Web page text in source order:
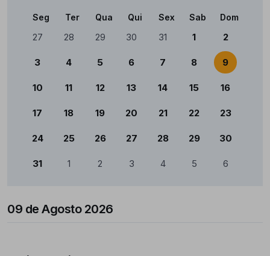
Calendário
Seg Ter Qua Qui Sex Sab Dom
27 28 29 30 31 1 2
3 4 5 6 7 8 9
10 11 12 13 14 15 16
17 18 19 20 21 22 23
24 25 26 27 28 29 30
31 1 2 3 4 5 6
09 de Agosto 2026